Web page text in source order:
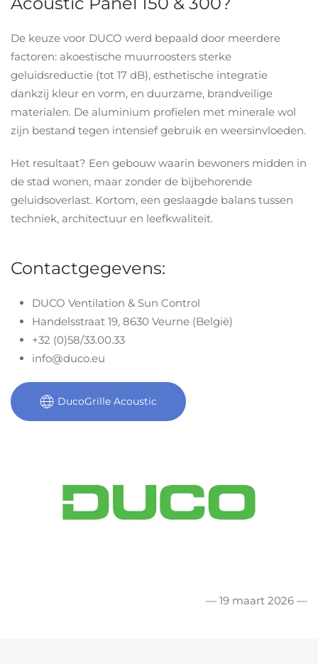
De keuze voor DUCO werd bepaald door meerdere
factoren: akoestische muurroosters sterke
geluidsreductie (tot 17 dB), esthetische integratie
dankzij kleur en vorm, en duurzame, brandveilige
materialen. De aluminium profielen met minerale wol
zijn bestand tegen intensief gebruik en weersinvloeden.
Het resultaat? Een gebouw waarin bewoners midden in
de stad wonen, maar zonder de bijbehorende
geluidsoverlast. Kortom, een geslaagde balans tussen
techniek, architectuur en leefkwaliteit.
Contactgegevens:
DUCO Ventilation & Sun Control
Handelsstraat 19, 8630 Veurne (België)
+32 (0)58/33.00.33
info@duco.eu
DucoGrille Acoustic
— 19 maart 2026 —